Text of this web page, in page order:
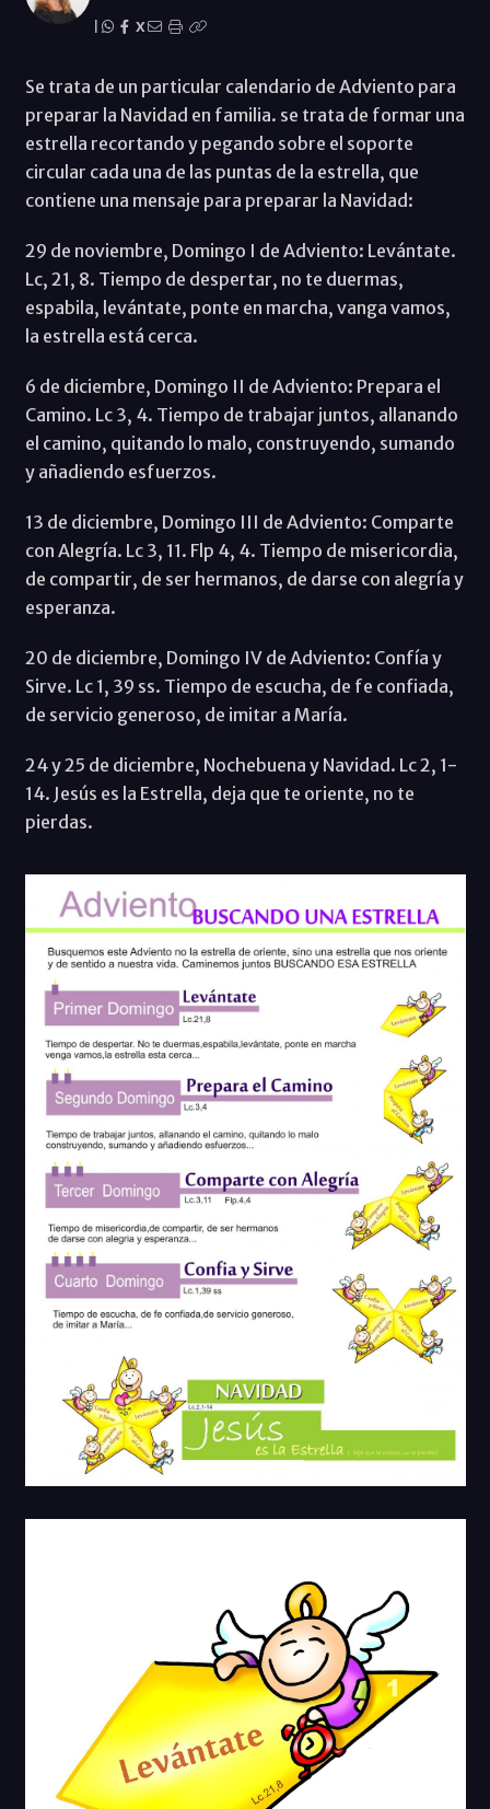
X
Se trata de un particular calendario de Adviento para
preparar la Navidad en familia. se trata de formar una
estrella recortando y pegando sobre el soporte
circular cada una de las puntas de la estrella, que
contiene una mensaje para preparar la Navidad:
29 de noviembre, Domingo I de Adviento: Levántate.
Lc, 21, 8. Tiempo de despertar, no te duermas,
espabila, levántate, ponte en marcha, vanga vamos,
la estrella está cerca.
6 de diciembre, Domingo II de Adviento: Prepara el
Camino. Lc 3, 4. Tiempo de trabajar juntos, allanando
el camino, quitando lo malo, construyendo, sumando
y añadiendo esfuerzos.
13 de diciembre, Domingo III de Adviento: Comparte
con Alegría. Lc 3, 11. Flp 4, 4. Tiempo de misericordia,
de compartir, de ser hermanos, de darse con alegría y
esperanza.
20 de diciembre, Domingo IV de Adviento: Confía y
Sirve. Lc 1, 39 ss. Tiempo de escucha, de fe confiada,
de servicio generoso, de imitar a María.
24 y 25 de diciembre, Nochebuena y Navidad. Lc 2, 1-
14. Jesús es la Estrella, deja que te oriente, no te
pierdas.